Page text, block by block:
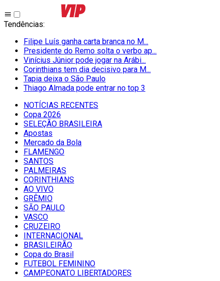
Tendências:
Filipe Luís ganha carta branca no M...
Presidente do Remo solta o verbo ap...
Vinícius Júnior pode jogar na Arábi...
Corinthians tem dia decisivo para M...
Tapia deixa o São Paulo
Thiago Almada pode entrar no top 3
NOTÍCIAS RECENTES
Copa 2026
SELEÇÃO BRASILEIRA
Apostas
Mercado da Bola
FLAMENGO
SANTOS
PALMEIRAS
CORINTHIANS
AO VIVO
GRÊMIO
SĀO PAULO
VASCO
CRUZEIRO
INTERNACIONAL
BRASILEIRÃO
Copa do Brasil
FUTEBOL FEMININO
CAMPEONATO LIBERTADORES